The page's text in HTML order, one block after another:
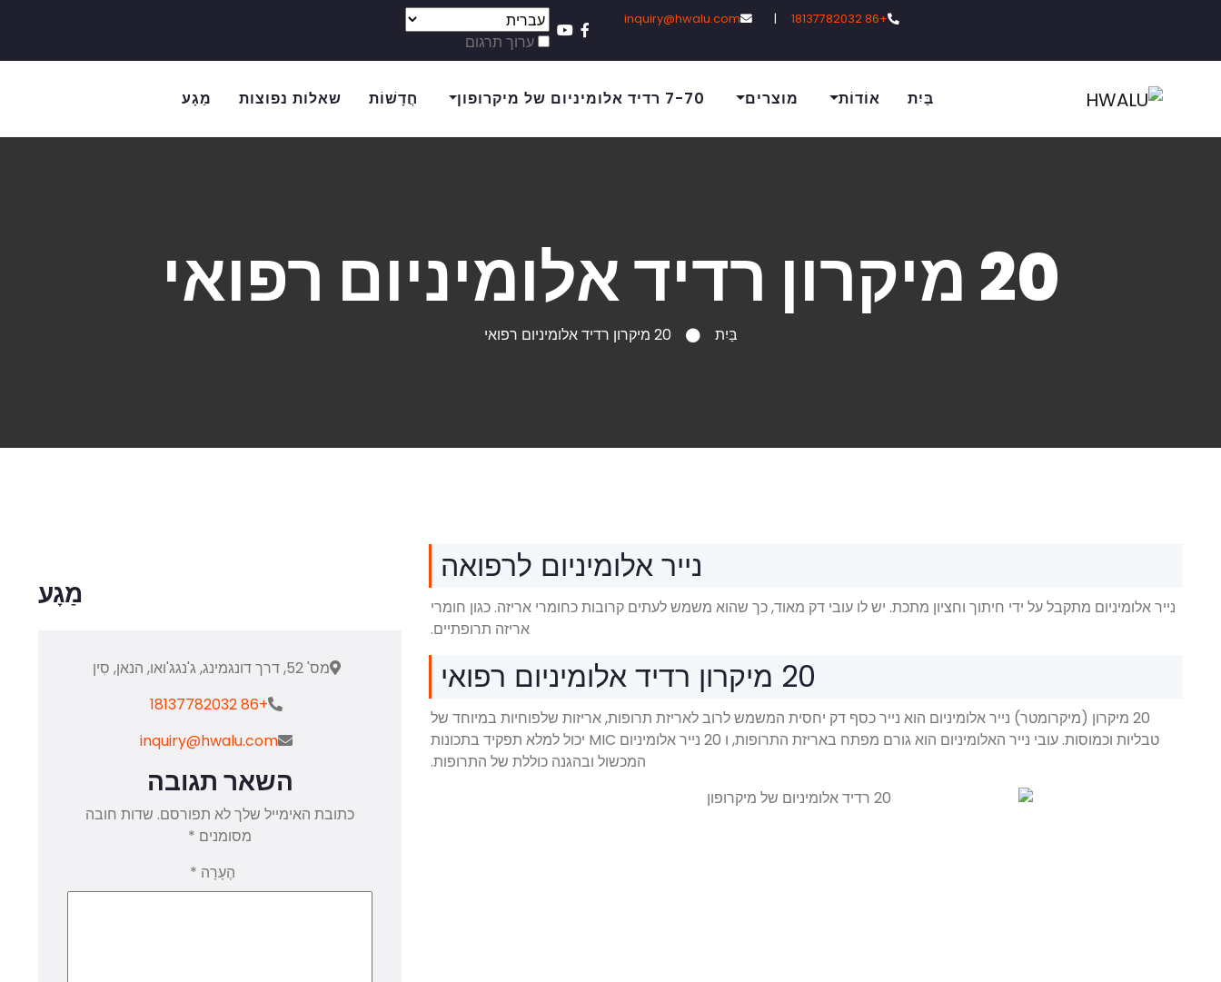
+86 18137782032
|
inquiry@hwalu.com
ערוך תרגום
בַּיִת אוֹדוֹת מוצרים 7-70 רדיד אלומיניום של מיקרופון חֲדָשׁוֹת שאלות נפוצות מַגָע
20 מיקרון רדיד אלומיניום רפואי
בַּיִת 20 מיקרון רדיד אלומיניום רפואי
נייר אלומיניום לרפואה
נייר אלומיניום מתקבל על ידי חיתוך וחציון מתכת. יש לו עובי דק מאוד, כך שהוא משמש לעתים קרובות כחומרי אריזה. כגון חומרי
אריזה תרופתיים.
20 מיקרון רדיד אלומיניום רפואי
20 מיקרון (מיקרומטר) נייר אלומיניום הוא נייר כסף דק יחסית המשמש לרוב לאריזת תרופות, אריזות שלפוחיות במיוחד של
טבליות וכמוסות. עובי נייר האלומיניום הוא גורם מפתח באריזת התרופות, ו 20 נייר אלומיניום MIC יכול למלא תפקיד בתכונות
המכשול ובהגנה כוללת של התרופות.
מַגָע
מס' 52, דרך דונגמינג, ג'נגג'ואו, הנאן, סִין
+86 18137782032
inquiry@hwalu.com
השאר תגובה
כתובת האימייל שלך לא תפורסם. שדות חובה
מסומנים *
הֶעָרָה *